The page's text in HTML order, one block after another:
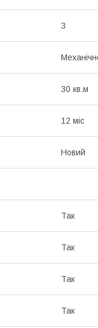
3
30 кв.м
12 міс
Новий
Так
Так
Так
Так